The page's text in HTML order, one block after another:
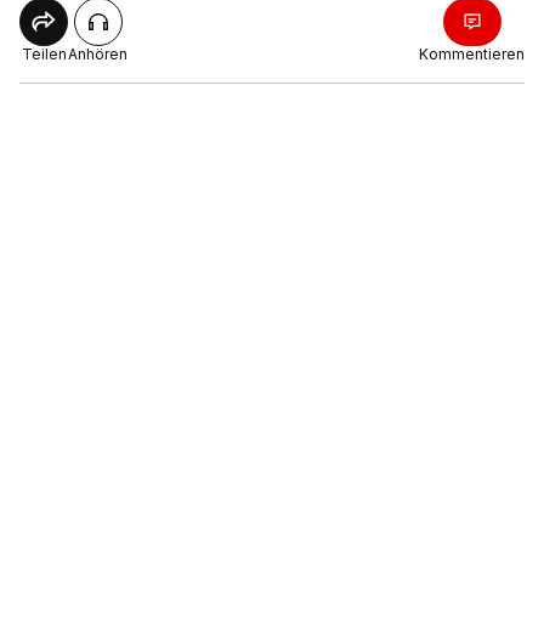
TeilenAnhören Kommentieren